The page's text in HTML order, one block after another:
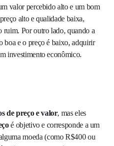
valor percebido alto e um bom
alto e qualidade baixa,
ruim. Por outro lado, quando a
boa e o preço é baixo, adquirir
investimento econômico.
de preço e valor, mas eles
é objetivo e corresponde a um
moeda (como R$400 ou